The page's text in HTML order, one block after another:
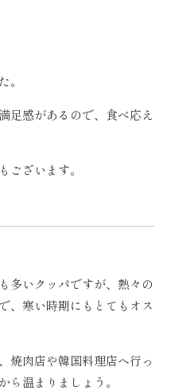
。
足感があるので、食べ応え
ございます。
多いクッパですが、熱々の
、寒い時期にもとてもオス
焼肉店や韓国料理店へ行っ
ら温まりましょう。